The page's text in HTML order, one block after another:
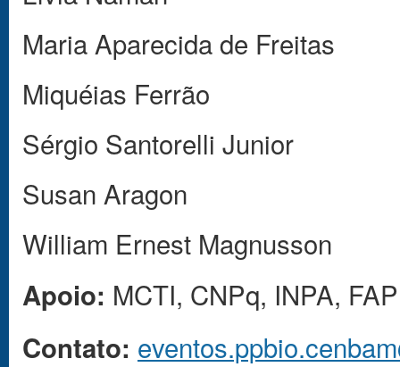
Maria Aparecida de Freitas
Miquéias Ferrão
Sérgio Santorelli Junior
Susan Aragon
William Ernest Magnusson
Apoio: MCTI, CNPq, INPA,
Contato: